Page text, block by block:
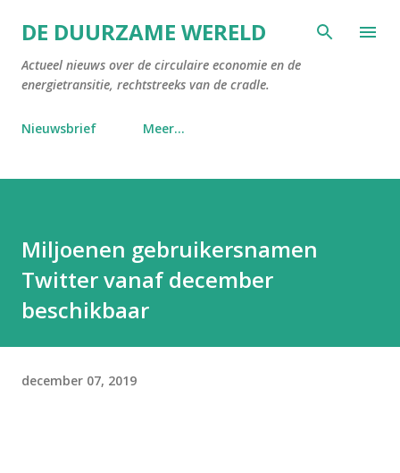
Doorgaan naar hoofdcontent
DE DUURZAME WERELD
Actueel nieuws over de circulaire economie en de
energietransitie, rechtstreeks van de cradle.
Nieuwsbrief Meer…
Miljoenen gebruikersnamen
Twitter vanaf december
beschikbaar
december 07, 2019